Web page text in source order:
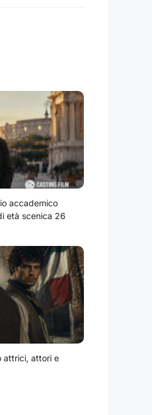
accademico
età scenica 26
attrici, attori e